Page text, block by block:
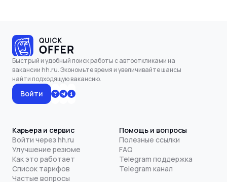
Быстрый и удобный поиск работы с автооткликами на
вакансии hh.ru. Экономьте время и увеличивайте шансы
найти подходящую вакансию.
Войти
Карьера и сервис
Войти через hh.ru
Улучшение резюме
Как это работает
Список тарифов
Частые вопросы
Помощь и вопросы
Полезные ссылки
FAQ
Telegram поддержка
Telegram канал